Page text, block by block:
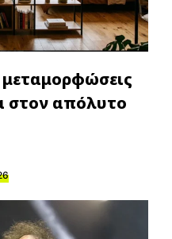
στον απόλυτο